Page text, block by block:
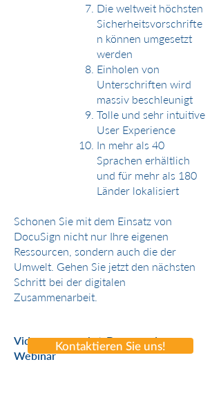
Die weltweit höchsten
Sicherheitsvorschrifte
n können umgesetzt
werden
Einholen von
Unterschriften wird
massiv beschleunigt
Tolle und sehr intuitive
User Experience
In mehr als 40
Sprachen erhältlich
und für mehr als 180
Länder lokalisiert
Schonen Sie mit dem Einsatz von
DocuSign nicht nur Ihre eigenen
Ressourcen, sondern auch die der
Umwelt. Gehen Sie jetzt den nächsten
Schritt bei der digitalen
Zusammenarbeit.
Videos zur smahrt-Demo und zum
Webinar
Kontaktieren Sie uns!